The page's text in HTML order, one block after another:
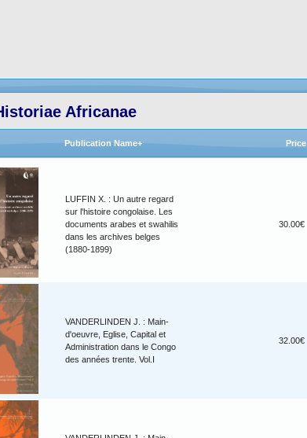
Africanae
Publication Name+ Price
LUFFIN X. : Un autre regard
sur l'histoire congolaise. Les
documents arabes et swahilis
dans les archives belges
(1880-1899)
30.00€
VANDERLINDEN J. : Main-
d'oeuvre, Eglise, Capital et
Administration dans le Congo
des années trente. Vol.I
32.00€